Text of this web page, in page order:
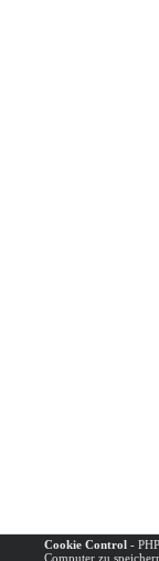
Cookie Control -
Computer zu